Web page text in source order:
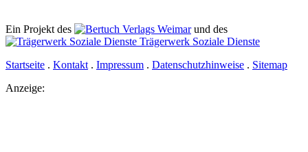
Ein Projekt des Verlags Weimarund des
Trägerwerk Soziale Dienste
Startseite . Kontakt . Impressum . Datenschutzhinweise . Sitemap
Anzeige: